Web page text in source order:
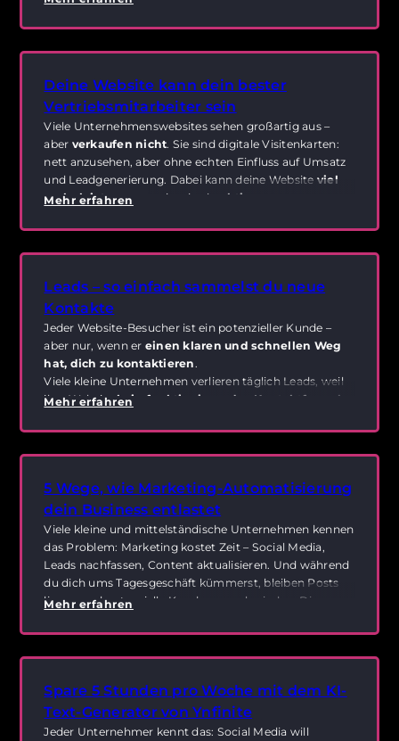
geht auch einfacher.
Deine Website kann dein bester
Vertriebsmitarbeiter sein
Viele Unternehmenswebsites sehen großartig aus –
aber verkaufen nicht. Sie sind digitale Visitenkarten:
nett anzusehen, aber ohne echten Einfluss auf Umsatz
und Leadgenerierung. Dabei kann deine Website viel
mehr leisten, wenn sie wie ein
aktiver
Mehr erfahren
Leads – so einfach sammelst du neue
Kontakte
Jeder Website-Besucher ist ein potenzieller Kunde –
aber nur, wenn er einen klaren und schnellen Weg
hat, dich zu kontaktieren.
Viele kleine Unternehmen verlieren täglich Leads, weil
ihre Websitekein funktionierendes Kontaktformular
optimiertes Leadformular, das in unter 2 Minuten
einsatzbereit ist.
Mehr erfahren
5 Wege, wie Marketing-Automatisierung
dein Business entlastet
Viele kleine und mittelständische Unternehmen kennen
das Problem: Marketing kostet Zeit – Social Media,
Leads nachfassen, Content aktualisieren. Und während
du dich ums Tagesgeschäft kümmerst, bleiben Posts
liegen und potenzielle Kunden verschwinden. Die
Mehr erfahren
Spare 5 Stunden pro Woche mit dem KI-
Text-Generator von Ynfinite
Jeder Unternehmer kennt das: Social Media will